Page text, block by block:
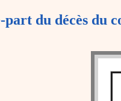
du décès du